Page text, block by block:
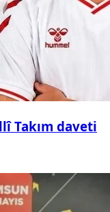
Takım daveti